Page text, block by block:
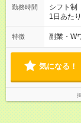
勤務時間
シフト制
1日あた
2日～、1
決定しま
特徴 副業・W
気になる！